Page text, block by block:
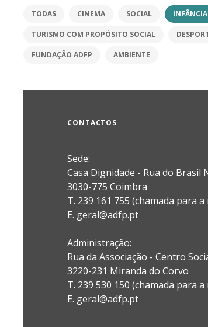
TODAS CINEMA SOCIAL
TURISMO COM PROPÓSITO SOCIAL
FUNDAÇÃO ADFP AMBIENTE
CONTACTOS
Sede:
Casa Dignidade - Rua do Brasil
3030-775 Coimbra
T. 239 161 755 (chamada para
E. geral@adfp.pt
Administração:
Rua da Associação - Centro
3220-231 Miranda do Corvo
T. 239 530 150 (chamada para
E. geral@adfp.pt